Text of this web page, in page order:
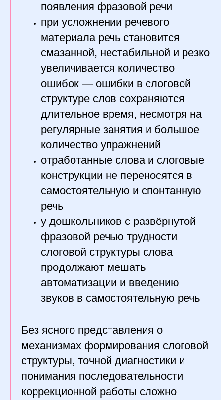
появления фразовой речи
при усложнении речевого
материала речь становится
смазанной, нестабильной и резко
увеличивается количество
ошибок — ошибки в слоговой
структуре слов сохраняются
длительное время, несмотря на
регулярные занятия и большое
количество упражнений
отработанные слова и слоговые
конструкции не переносятся в
самостоятельную и спонтанную
речь
у дошкольников с развёрнутой
фразовой речью трудности
слоговой структуры слова
продолжают мешать
автоматизации и введению
звуков в самостоятельную речь
Без ясного представления о
механизмах формирования слоговой
структуры, точной диагностики и
понимания последовательности
коррекционной работы сложно